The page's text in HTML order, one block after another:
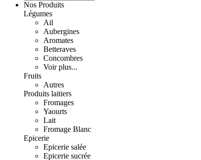
Nos Produits
Légumes
Ail
Aubergines
Aromates
Betteraves
Concombres
Voir plus...
Fruits
Autres
Produits laitiers
Fromages
Yaourts
Lait
Fromage Blanc
Epicerie
Epicerie salée
Epicerie sucrée